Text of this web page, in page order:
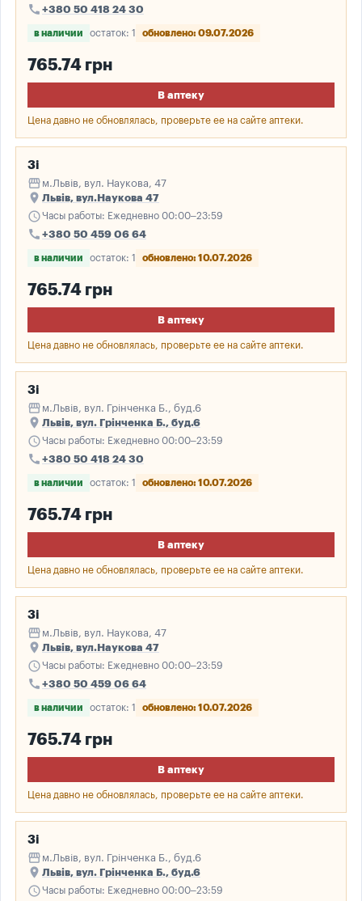
call +380 50 418 24 30
в наличии остаток: 1 обновлено: 09.07.2026
765.74 грн
В аптеку
Цена давно не обновлялась, проверьте ее на сайте аптеки.
3і
storefront м.Львів, вул. Наукова, 47
place Львів, вул.Наукова 47
scheduleЧасы работы: Ежедневно 00:00–23:59
call +380 50 459 06 64
в наличии остаток: 1 обновлено: 10.07.2026
765.74 грн
В аптеку
Цена давно не обновлялась, проверьте ее на сайте аптеки.
3і
storefront м.Львів, вул. Грінченка Б., буд.6
place Львів, вул. Грінченка Б., буд.6
scheduleЧасы работы: Ежедневно 00:00–23:59
call +380 50 418 24 30
в наличии остаток: 1 обновлено: 10.07.2026
765.74 грн
В аптеку
Цена давно не обновлялась, проверьте ее на сайте аптеки.
3і
storefront м.Львів, вул. Наукова, 47
place Львів, вул.Наукова 47
scheduleЧасы работы: Ежедневно 00:00–23:59
call +380 50 459 06 64
в наличии остаток: 1 обновлено: 10.07.2026
765.74 грн
В аптеку
Цена давно не обновлялась, проверьте ее на сайте аптеки.
3і
storefront м.Львів, вул. Грінченка Б., буд.6
place Львів, вул. Грінченка Б., буд.6
scheduleЧасы работы: Ежедневно 00:00–23:59